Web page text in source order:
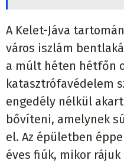
A Kelet-Jáva
város iszlám
a múlt héten hétfőn
katasztrófavédelem
engedély nélkül
bővíteni, amelynek
el. Az épületben
éves fiúk, mikor